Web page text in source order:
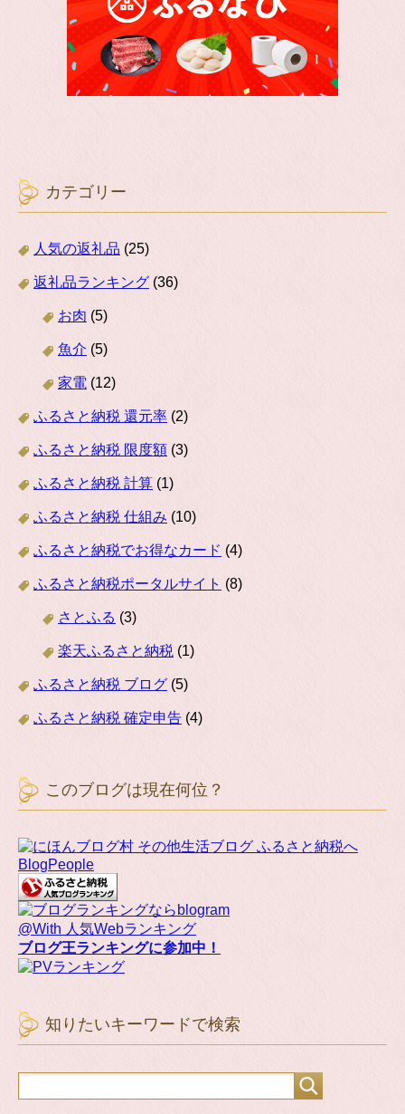
カテゴリー
人気の返礼品 (25)
返礼品ランキング (36)
お肉 (5)
魚介 (5)
家電 (12)
ふるさと納税 還元率 (2)
ふるさと納税 限度額 (3)
ふるさと納税 計算 (1)
ふるさと納税 仕組み (10)
ふるさと納税でお得なカード (4)
ふるさと納税ポータルサイト (8)
さとふる (3)
楽天ふるさと納税 (1)
ふるさと納税 ブログ (5)
ふるさと納税 確定申告 (4)
このブログは現在何位？
BlogPeople
@With 人気Webランキング
ブログ王ランキングに参加中！
知りたいキーワードで検索